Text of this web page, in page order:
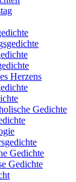
Herzens
Gedichte
Gedichte
Gedichte